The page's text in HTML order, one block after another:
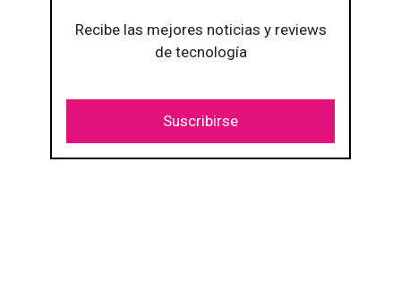
Recibe las mejores noticias y reviews
de tecnología
Suscribirse